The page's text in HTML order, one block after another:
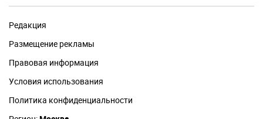
Редакция
Размещение рекламы
Правовая информация
Условия использования
Политика конфиденциальности